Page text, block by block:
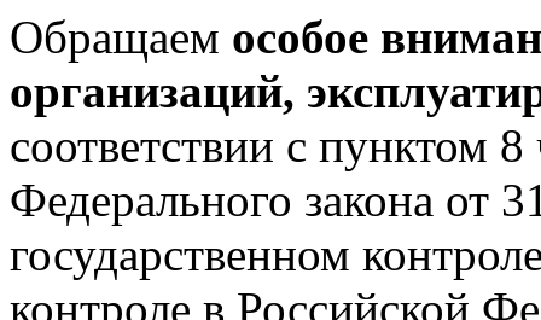
Обращаем особое
организаций,
соответствии с пунктом 8
Федерального закона
государственном
контроле в Российской